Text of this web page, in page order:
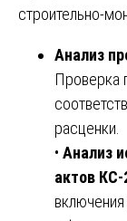
строительно-
Анализ
Проверка
расценки.
• Анализ
актов